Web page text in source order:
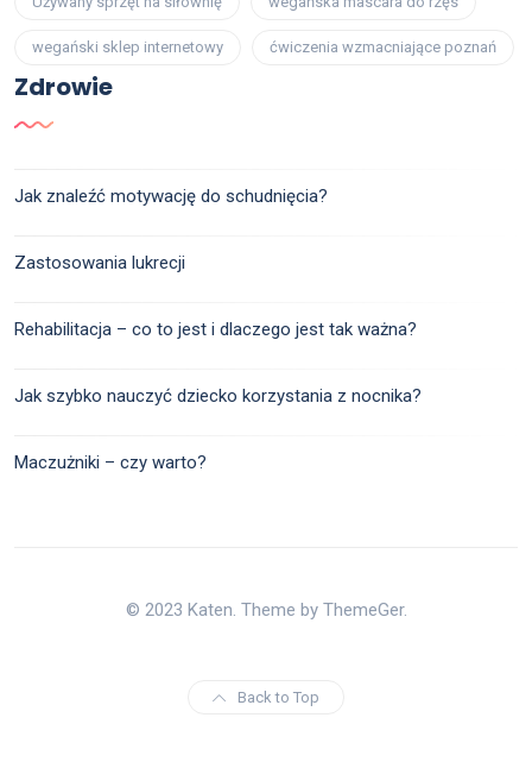
wegański sklep internetowy ćwiczenia wzmacniające poznań
Zdrowie
Jak znaleźć motywację do schudnięcia?
Zastosowania lukrecji
Rehabilitacja – co to jest i dlaczego jest tak ważna?
Jak szybko nauczyć dziecko korzystania z nocnika?
Maczużniki – czy warto?
© 2023 Katen. Theme by ThemeGer.
Back to Top